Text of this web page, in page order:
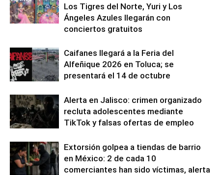
Los Tigres del Norte, Yuri y Los
Ángeles Azules llegarán con
conciertos gratuitos
Caifanes llegará a la Feria del
Alfeñique 2026 en Toluca; se
presentará el 14 de octubre
Alerta en Jalisco: crimen organizado
recluta adolescentes mediante
TikTok y falsas ofertas de empleo
Extorsión golpea a tiendas de barrio
en México: 2 de cada 10
comerciantes han sido víctimas, alerta